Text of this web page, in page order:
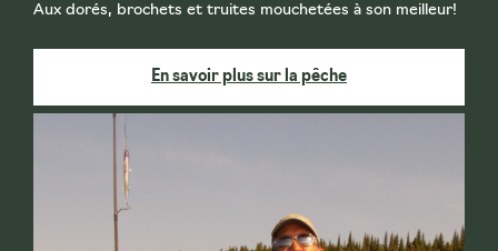
Aux dorés, brochets et truites mouchetées à son meilleur!
En savoir plus sur la pêche